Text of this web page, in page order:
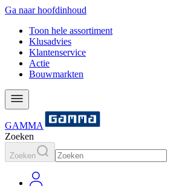
Ga naar hoofdinhoud
Toon hele assortiment
Klusadvies
Klantenservice
Actie
Bouwmarkten
GAMMA
Zoeken
Zoeken